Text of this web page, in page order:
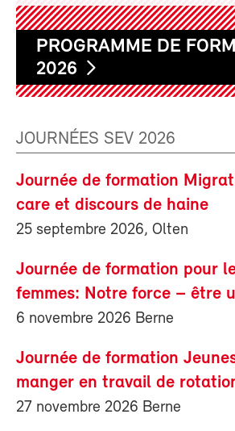
PROGRAMME DE
2026
JOURNÉES SEV 2026
Journée de formation
care et discours de haine
25 septembre 2026, Olten
Journée de formation pour
femmes: Notre force – être
6 novembre 2026 Berne
Journée de formation
manger en travail de
27 novembre 2026 Berne